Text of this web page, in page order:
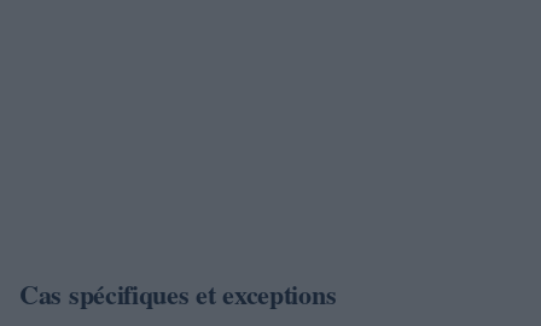
Cas spécifiques et exceptions